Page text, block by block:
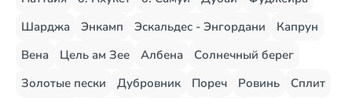
Шарджа
Энкамп Эскальдес - Энгордани
Капрун
Вена
Цель ам Зее Албена
Солнечный берег
Золотые пески
Дубровник Пореч Ровинь
Сплит